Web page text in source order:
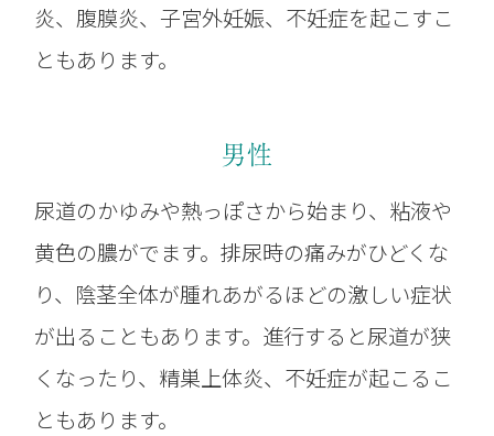
炎、腹膜炎、子宮外妊娠、不妊症を起こすこ
ともあります。
男性
尿道のかゆみや熱っぽさから始まり、粘液や
黄色の膿がでます。排尿時の痛みがひどくな
り、陰茎全体が腫れあがるほどの激しい症状
が出ることもあります。進行すると尿道が狭
くなったり、精巣上体炎、不妊症が起こるこ
ともあります。